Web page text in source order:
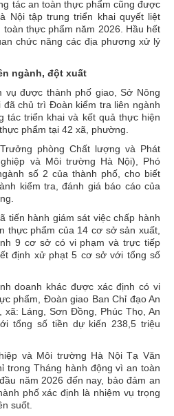
tác an toàn thực phẩm cũng được
Nội tập trung triển khai quyết liệt
thực phẩm năm 2026. Hầu hết
chức năng các địa phương xử lý
ngành, đột xuất
vụ được thành phố giao, Sở Nông
chủ trì Đoàn kiểm tra liên ngành
tác triển khai và kết quả thực hiện
phẩm tại 42 xã, phường.
phòng Chất lượng và Phát
và Môi trường Hà Nội), Phó
số 2 của thành phố, cho biết
kiểm tra, đánh giá báo cáo của
tiến hành giám sát việc chấp hành
thực phẩm của 14 cơ sở sản xuất,
9 cơ sở có vi phạm và trực tiếp
định xử phạt 5 cơ sở với tổng số
doanh khác được xác định có vi
phẩm, Đoàn giao Ban Chỉ đạo An
Láng, Sơn Đồng, Phúc Thọ, An
tổng số tiền dự kiến 238,5 triệu
và Môi trường Hà Nội Tạ Văn
trong Tháng hành động vì an toàn
năm 2026 đến nay, bảo đảm an
phố xác định là nhiệm vụ trọng
suốt.